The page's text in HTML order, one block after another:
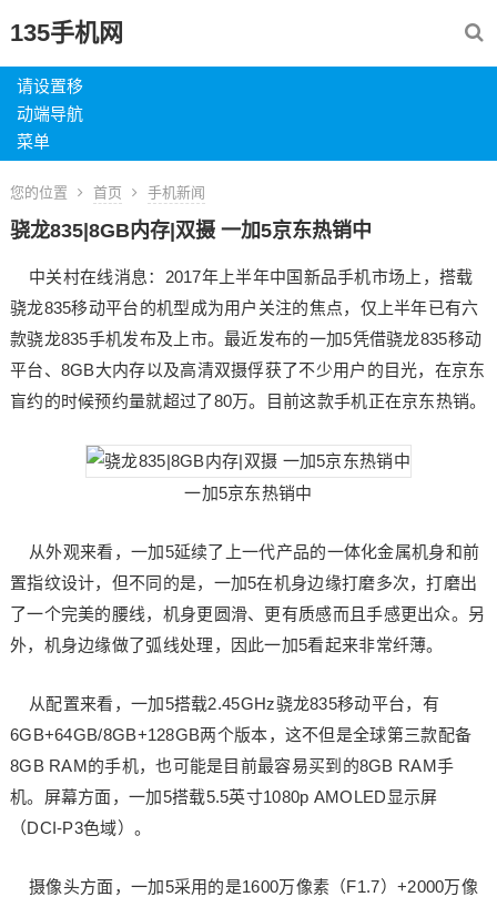
135手机网
请设置移
动端导航
菜单
您的位置 首页 手机新闻
骁龙835|8GB内存|双摄 一加5京东热销中
中关村在线消息：2017年上半年中国新品手机市场上，搭载
骁龙835移动平台的机型成为用户关注的焦点，仅上半年已有六
款骁龙835手机发布及上市。最近发布的一加5凭借骁龙835移动
平台、8GB大内存以及高清双摄俘获了不少用户的目光，在京东
盲约的时候预约量就超过了80万。目前这款手机正在京东热销。
一加5京东热销中
从外观来看，一加5延续了上一代产品的一体化金属机身和前
置指纹设计，但不同的是，一加5在机身边缘打磨多次，打磨出
了一个完美的腰线，机身更圆滑、更有质感而且手感更出众。另
外，机身边缘做了弧线处理，因此一加5看起来非常纤薄。
从配置来看，一加5搭载2.45GHz骁龙835移动平台，有
6GB+64GB/8GB+128GB两个版本，这不但是全球第三款配备
8GB RAM的手机，也可能是目前最容易买到的8GB RAM手
机。屏幕方面，一加5搭载5.5英寸1080p AMOLED显示屏
（DCI-P3色域）。
摄像头方面，一加5采用的是1600万像素（F1.7）+2000万像